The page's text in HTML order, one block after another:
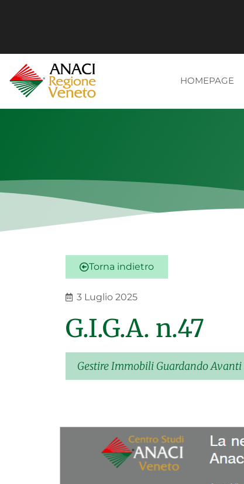
HOMEPAGE
Torna indietro
3 Luglio 2025
G.I.G.A. n.47
Gestire Immobili Guardando